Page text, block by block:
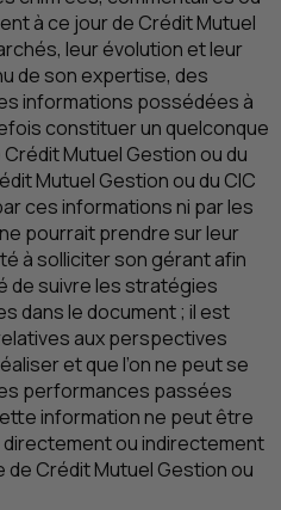
à ce jour de Crédit Mutuel
leur évolution et leur
de son expertise, des
informations possédées à
constituer un quelconque
Mutuel Gestion ou du
Mutuel Gestion ou du CIC
ces informations ni par les
pourrait prendre sur leur
à solliciter son gérant afin
de suivre les stratégies
dans le document ; il est
aux perspectives
et que l’on ne peut se
performances passées
information ne peut être
ou indirectement
de Crédit Mutuel Gestion ou